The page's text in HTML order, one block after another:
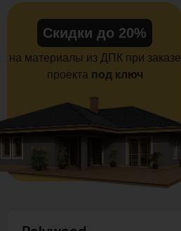
Скидки до 20%
на материалы из ДПК при заказе
проекта под ключ